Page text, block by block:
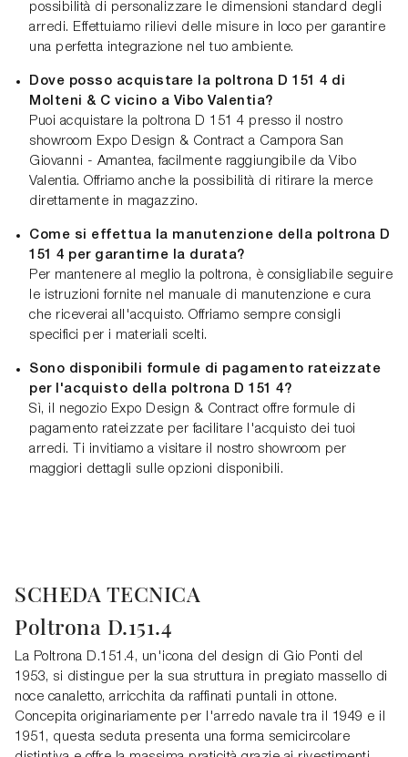
possibilità di personalizzare le dimensioni standard degli
arredi. Effettuiamo rilievi delle misure in loco per garantire
una perfetta integrazione nel tuo ambiente.
Dove posso acquistare la poltrona D 151 4 di
Molteni & C vicino a Vibo Valentia?
Puoi acquistare la poltrona D 151 4 presso il nostro
showroom Expo Design & Contract a Campora San
Giovanni - Amantea, facilmente raggiungibile da Vibo
Valentia. Offriamo anche la possibilità di ritirare la merce
direttamente in magazzino.
Come si effettua la manutenzione della poltrona D
151 4 per garantirne la durata?
Per mantenere al meglio la poltrona, è consigliabile seguire
le istruzioni fornite nel manuale di manutenzione e cura
che riceverai all'acquisto. Offriamo sempre consigli
specifici per i materiali scelti.
Sono disponibili formule di pagamento rateizzate
per l'acquisto della poltrona D 151 4?
Sì, il negozio Expo Design & Contract offre formule di
pagamento rateizzate per facilitare l'acquisto dei tuoi
arredi. Ti invitiamo a visitare il nostro showroom per
maggiori dettagli sulle opzioni disponibili.
SCHEDA TECNICA
Poltrona D.151.4
La Poltrona D.151.4, un'icona del design di Gio Ponti del
1953, si distingue per la sua struttura in pregiato massello di
noce canaletto, arricchita da raffinati puntali in ottone.
Concepita originariamente per l'arredo navale tra il 1949 e il
1951, questa seduta presenta una forma semicircolare